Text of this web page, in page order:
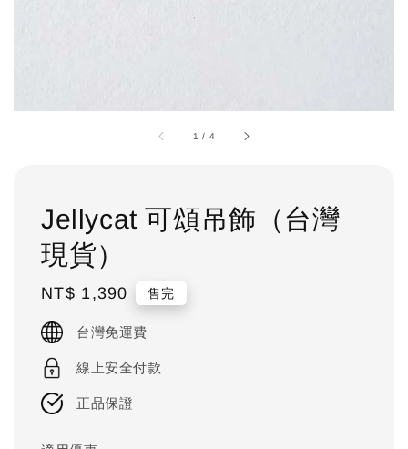
1 / 4
Jellycat 可頌吊飾（台灣
現貨）
Regular
price
NT$ 1,390 售完
台灣免運費
線上安全付款
正品保證